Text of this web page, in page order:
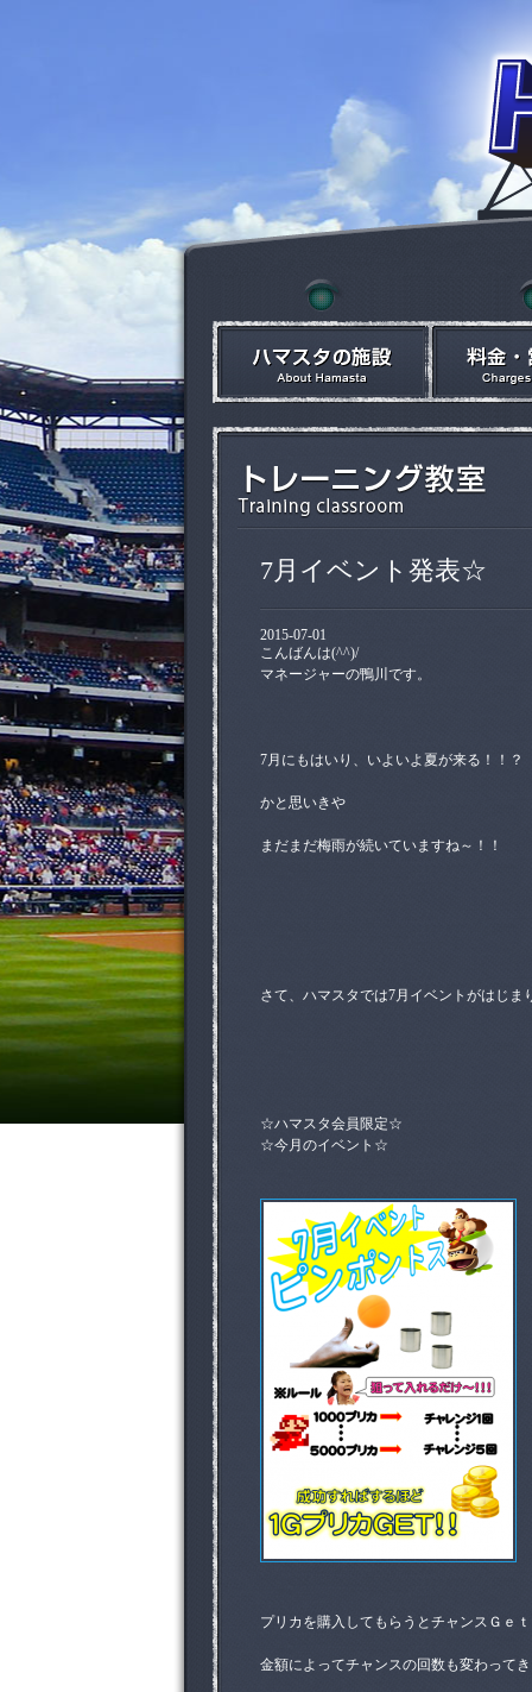
7月イベント発表☆
2015-07-01
こんばんは(^^)/
マネージャーの鴨川です。
7月にもはいり、いよいよ夏が来る！！？
かと思いきや
まだまだ梅雨が続いていますね～！！
さて、ハマスタでは7月イベントがはじま
☆ハマスタ会員限定☆
☆今月のイベント☆
プリカを購入してもらうとチャンスＧｅ
金額によってチャンスの回数も変わって